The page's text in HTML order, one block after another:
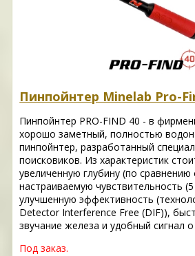
Пинпойнтер Minelab Pro-
Пинпойнтер PRO-FIND 40 - в
хорошо заметный, полностью
пинпойнтер, разработанный
поисковиков. Из характеристик
увеличенную глубину (по сравнению
настраиваемую чувствительность
улучшенную эффективность
Detector Interference Free (DIF)),
звучание железа и удобный сигнал
Под заказ.